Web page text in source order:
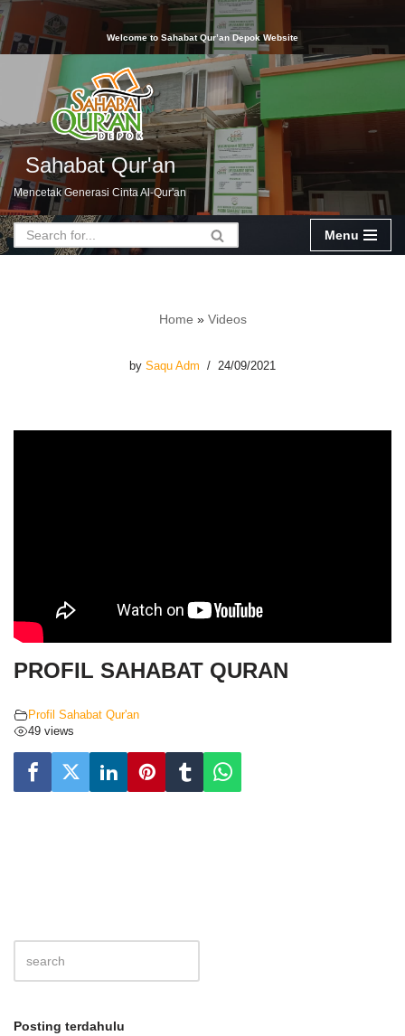
Skip
content
Welcome to Sahabat Qur’an Depok Website
Sahabat Qur'an
Mencetak Generasi Cinta Al-Qur'an
Menu
Home » Videos
by Saqu Adm 24/09/2021
PROFIL SAHABAT QURAN
Profil Sahabat Qur'an
49 views
Posting terdahulu